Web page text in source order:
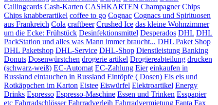
Callingcards Cash-Karten CASHKARTEN Champagner Chips
Chips knabberartikel coffee to go Cognac Cognacs und Spirituosen
aus Frankreich Cola craftbeer Crushed Ice das kleine Wohnzimmer
um die Ecke: Frühstück Desinfektionsmittel Desperados DHL DHL
PackStation und alles was Mann immer braucht... DHL Paket Shop
DHL Paketshop DHL-Service DHL-Shop Dienstleistung Banking
Donuts Dosenwürstchen drogerie artikel Drogiereabteilung drucken
(schwarz-weiß) EC-Automat EC-Zahlung Eier einkaufen in
Russland eintauchen in Russland Eintöpfe ( Dosen) Eis eis und
Rotkäppchen im Karton Eistee Eiswürfel Elektroartikel Energy
Drinks Espresso Espresso-Maschine Essen und Trinken Esspapier
etc Fahrradschlösser Fahrradverleih Fahrradvermietung Fanta Fax